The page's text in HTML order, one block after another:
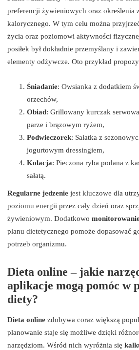
preferencji żywieniowych oraz określenia
kalorycznego. W tym celu można
życia oraz poziomowi aktywności
posiłek był dokładnie przemyślany i
elementy odżywcze. Oto przykład
Śniadanie: Owsianka z dodatkiem
orzechów,
Obiad: Grillowany kurczak
parze i brązowym ryżem,
Podwieczorek: Sałatka z
jogurtowym dressingiem,
Kolacja: Pieczona ryba podana z
sałatą.
Regularne jedzenie jest kluczowe dla
poziomu energii przez cały dzień oraz
żywieniowym. Dodatkowo
planu dietetycznego pomoże dopasować
potrzeb organizmu.
Dieta online – jakie
aplikacje mogą pomóc w
diety?
Dieta online zdobywa coraz większą
planowanie staje się możliwe dzięki
narzędziom. Wśród nich wyróżnia się